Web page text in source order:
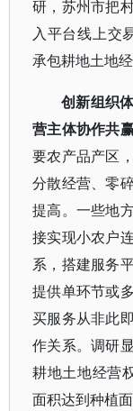
研，苏州市把
入平台线上交
承包耕地土地
创新组织
营主体协作共赢
要农产品产区
分散经营、零
提高。一些地
接实现小农户
系，搭建服务
提供单环节或
买服务从非此
作关系。调研显
耕地土地经营
面积达到种植